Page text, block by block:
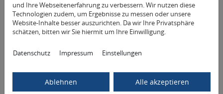
und Ihre Webseitenerfahrung zu verbessern. Wir nutzen diese
Technologien zudem, um Ergebnisse zu messen oder unsere
Website-Inhalte besser auszurichten. Da wir Ihre Privatsphäre
schätzen, bitten wir Sie hiermit um Ihre Einwilligung.
Datenschutz Impressum Einstellungen
Ablehnen Alle akzeptieren
5+1 GRATIS